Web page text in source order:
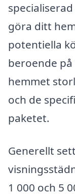
göra ditt
potentiella
beroende
hemmet
och de
paketet.
Generellt
1 000 och 5